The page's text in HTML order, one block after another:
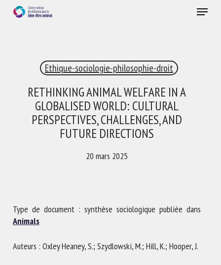
Menu
Ethique-sociologie-philosophie-droit
RETHINKING ANIMAL WELFARE IN A
GLOBALISED WORLD: CULTURAL
PERSPECTIVES, CHALLENGES, AND
FUTURE DIRECTIONS
20 mars 2025
Type de document : synthèse sociologique publiée dans
Animals
Auteurs : Oxley Heaney, S.; Szydlowski, M.; Hill, K.; Hooper, J.
RECEVEZ CHAQUE MOIS GRATUITEMENT
ANIMAL
Nom *